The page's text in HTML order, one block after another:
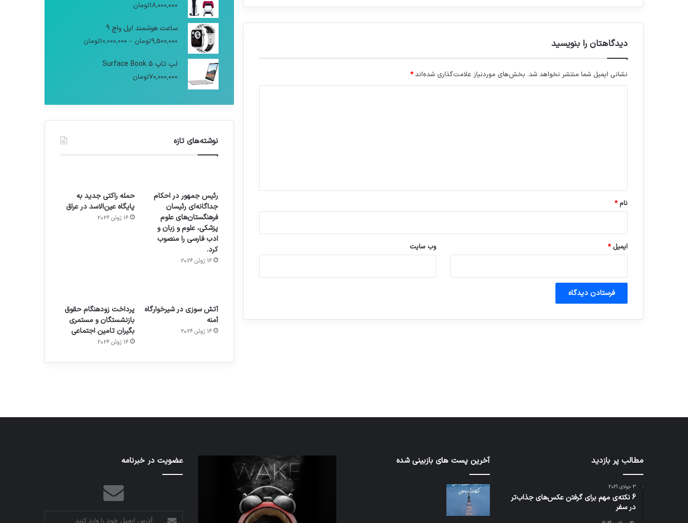
دیدگاهتان را بنویسید
نشانی ایمیل شما منتشر نخواهد شد. بخش‌های موردنیاز علامت‌گذاری شده‌اند*
نام*
ایمیل* وب‌ سایت
18,000,000تومان
ساعت هوشمند اپل واچ 9
9,500,000تومان –
10,000,000تومان
لپ تاپ Surface Book 5
70,000,000تومان
نوشته‌های تازه
رئیس جمهور در احکام
جداگانه‌ای رئیسان
فرهنگستان‌های علوم
پزشکی، علوم و زبان و
ادب فارسی را منصوب
کرد.
16 ژوئن 2026
حمله راکتی جدید به
پایگاه عین‌الاسد در عراق
16 ژوئن 2026
آتش سوزی در شیرخوارگاه
آمنه
16 ژوئن 2026
پرداخت زودهنگام حقوق
بازنشستگان و مستمری
بگیران تامین اجتماعی
16 ژوئن 2026
هدفون های 2023
مطالب پر بازدید
3 جولای 2021
6 نکته‌ی مهم برای گرفتن عکس‌های جذاب‌تر
در سفر
آخرین پست های بازبینی شده
کدام
پیام‌رسان
کاربران
نخستین
کاملا
خودران
نقلیه
اپل
اف‌ای‌تی‌اف
عضویت در خبرنامه
آدرس